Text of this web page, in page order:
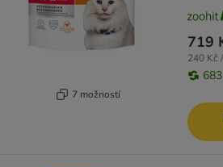
7 možností
719
240 Kč